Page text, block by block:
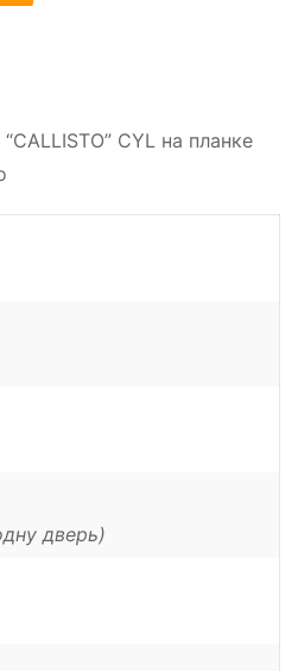
CYL на планке
дверь)